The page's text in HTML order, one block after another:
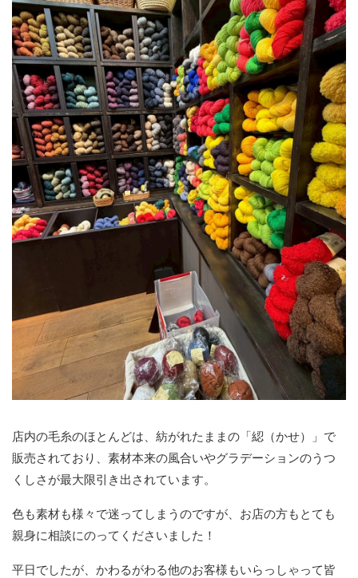
店内の毛糸のほとんどは、紡がれたままの「綛（かせ）」で
販売されており、素材本来の風合いやグラデーションのうつ
くしさが最大限引き出されています。
色も素材も様々で迷ってしまうのですが、お店の方もとても
親身に相談にのってくださいました！
平日でしたが、かわるがわる他のお客様もいらっしゃって皆